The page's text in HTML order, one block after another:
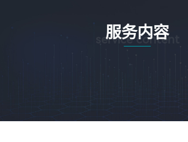
服务内容
service content